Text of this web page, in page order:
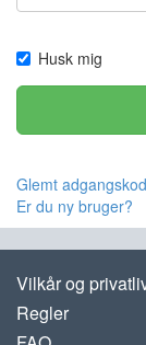
Husk mig
Glemt
Er du ny bruger?
Vilkår og
Regler